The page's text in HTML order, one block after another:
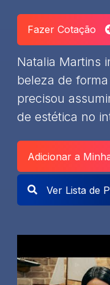
Fazer Cotação
Natalia Martins
beleza de
precisou
de estética no
Adicionar a
Ver Lista de